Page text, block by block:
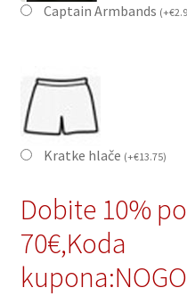
Captain Armbands (+€
Kratke hlače (+€13.75)
Dobite 10%
70€,Koda